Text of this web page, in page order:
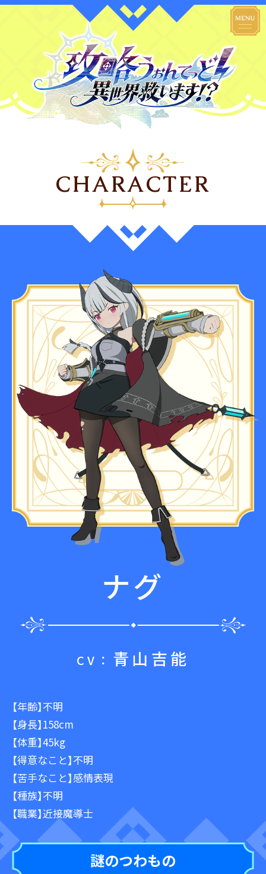
STAFF&CAST
STORY
CHARACTER
Blu-ray&DVD
MUSIC
MOVIE
SPECIAL
Official Twitter
Share
CHARACTER
ナグ
青山吉能
【年齢】不明
【身長】158cm
【体重】45kg
【得意なこと】不明
【苦手なこと】感情表現
【種族】不明
【職業】近接魔導士
謎のつわもの